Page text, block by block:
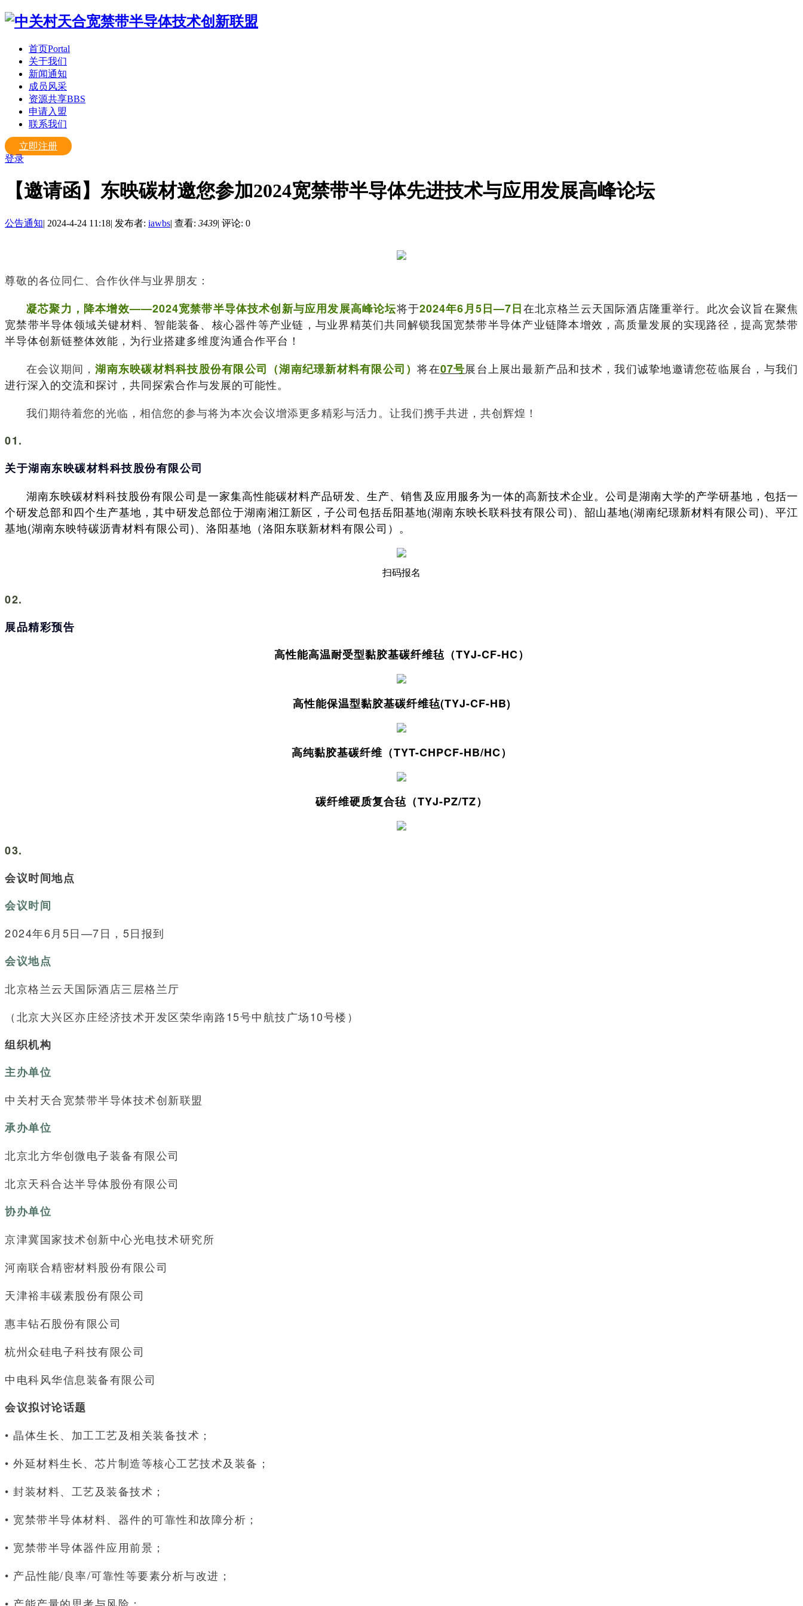
首页Portal
关于我们
新闻通知
成员风采
资源共享BBS
申请入盟
联系我们
立即注册
登录
【邀请函】东映碳材邀您参加2024宽禁带半导体先进技术与应用发展高峰论坛
公告通知| 2024-4-24 11:18| 发布者: iawbs| 查看: 3439| 评论: 0
尊敬的各位同仁、合作伙伴与业界朋友：
凝芯聚力，降本增效——2024宽禁带半导体技术创新与应用发展高峰论坛将于2024年6月5日—7日在北京格兰云天国际酒店隆重举行。此次会议旨在聚焦
宽禁带半导体领域关键材料、智能装备、核心器件等产业链，与业界精英们共同解锁我国宽禁带半导体产业链降本增效，高质量发展的实现路径，提高宽禁带
半导体创新链整体效能，为行业搭建多维度沟通合作平台！
在会议期间，湖南东映碳材料科技股份有限公司（湖南纪璟新材料有限公司）将在07号展台上展出最新产品和技术，我们诚挚地邀请您莅临展台，与我们
进行深入的交流和探讨，共同探索合作与发展的可能性。
我们期待着您的光临，相信您的参与将为本次会议增添更多精彩与活力。让我们携手共进，共创辉煌！
01.
关于湖南东映碳材料科技股份有限公司
湖南东映碳材料科技股份有限公司是一家集高性能碳材料产品研发、生产、销售及应用服务为一体的高新技术企业。公司是湖南大学的产学研基地，包括一
个研发总部和四个生产基地，其中研发总部位于湖南湘江新区，子公司包括岳阳基地(湖南东映长联科技有限公司)、韶山基地(湖南纪璟新材料有限公司)、平江
基地(湖南东映特碳沥青材料有限公司)、洛阳基地（洛阳东联新材料有限公司）。
扫码报名
02.
展品精彩预告
高性能高温耐受型黏胶基碳纤维毡（TYJ-CF-HC）
高性能保温型黏胶基碳纤维毡(TYJ-CF-HB)
高纯黏胶基碳纤维（TYT-CHPCF-HB/HC）
碳纤维硬质复合毡（TYJ-PZ/TZ）
03.
会议时间地点
会议时间
2024年6月5日—7日，5日报到
会议地点
北京格兰云天国际酒店三层格兰厅
（北京大兴区亦庄经济技术开发区荣华南路15号中航技广场10号楼）
组织机构
主办单位
中关村天合宽禁带半导体技术创新联盟
承办单位
北京北方华创微电子装备有限公司
北京天科合达半导体股份有限公司
协办单位
京津冀国家技术创新中心光电技术研究所
河南联合精密材料股份有限公司
天津裕丰碳素股份有限公司
惠丰钻石股份有限公司
杭州众硅电子科技有限公司
中电科风华信息装备有限公司
会议拟讨论话题
• 晶体生长、加工工艺及相关装备技术；
• 外延材料生长、芯片制造等核心工艺技术及装备；
• 封装材料、工艺及装备技术；
• 宽禁带半导体材料、器件的可靠性和故障分析；
• 宽禁带半导体器件应用前景；
• 产品性能/良率/可靠性等要素分析与改进；
• 产能产量的思考与风险；